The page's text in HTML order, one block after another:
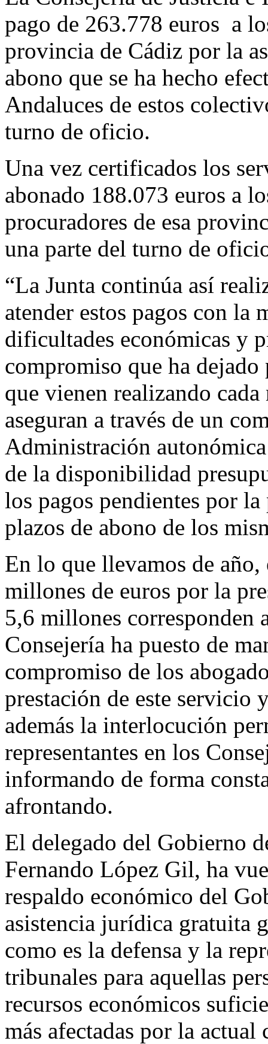
pago de 263.778 euros a
provincia de Cádiz por la
abono que se ha hecho
Andaluces de estos
turno de oficio.
Una vez certificados los
abonado 188.073 euros a
procuradores de esa
una parte del turno de
“La Junta continúa así
atender estos pagos con la
dificultades económicas y
compromiso que ha
que vienen realizando
aseguran a través de un
Administración
de la disponibilidad
los pagos pendientes por
plazos de abono de los
En lo que llevamos de
millones de euros por la
5,6 millones
Consejería ha puesto de
compromiso de los
prestación de este servicio
además la interlocución
representantes en los
informando de forma
afrontando.
El delegado del Gobierno
Fernando López Gil, ha
respaldo económico del
asistencia jurídica gratuita
como es la defensa y la
tribunales para aquellas
recursos económicos
más afectadas por la actual